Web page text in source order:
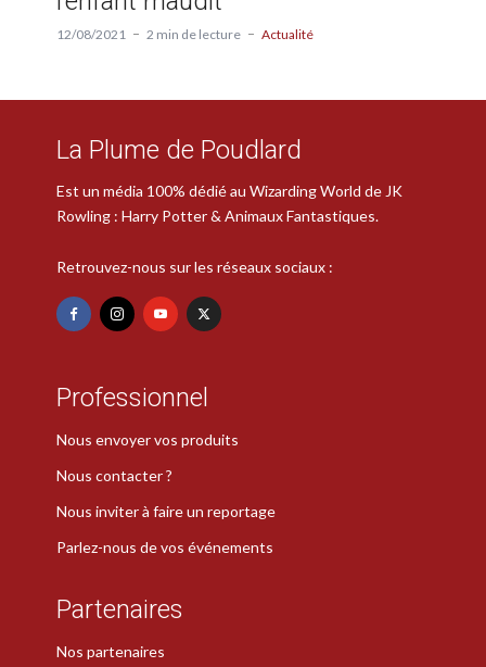
12/08/2021 2 min de lecture Actualité
La Plume de Poudlard
Est un média 100% dédié au Wizarding World de JK
Rowling : Harry Potter & Animaux Fantastiques.
Retrouvez-nous sur les réseaux sociaux :
Professionnel
Nous envoyer vos produits
Nous contacter ?
Nous inviter à faire un reportage
Parlez-nous de vos événements
Partenaires
Nos partenaires